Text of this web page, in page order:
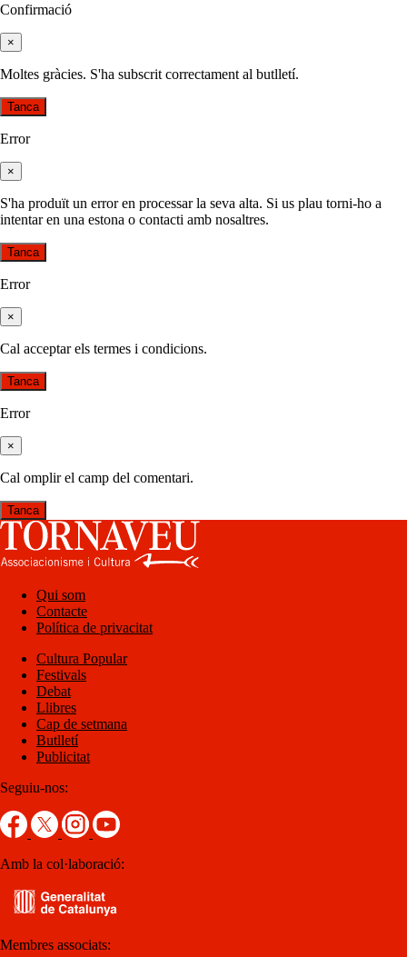
Confirmació
×
Moltes gràcies. S'ha subscrit correctament al butlletí.
Tanca
Error
×
S'ha produït un error en processar la seva alta. Si us plau torni-ho a
intentar en una estona o contacti amb nosaltres.
Tanca
Error
×
Cal acceptar els termes i condicions.
Tanca
Error
×
Cal omplir el camp del comentari.
Tanca
Qui som
Contacte
Política de privacitat
Cultura Popular
Festivals
Debat
Llibres
Cap de setmana
Butlletí
Publicitat
Seguiu-nos:
Amb la col·laboració:
Membres associats: